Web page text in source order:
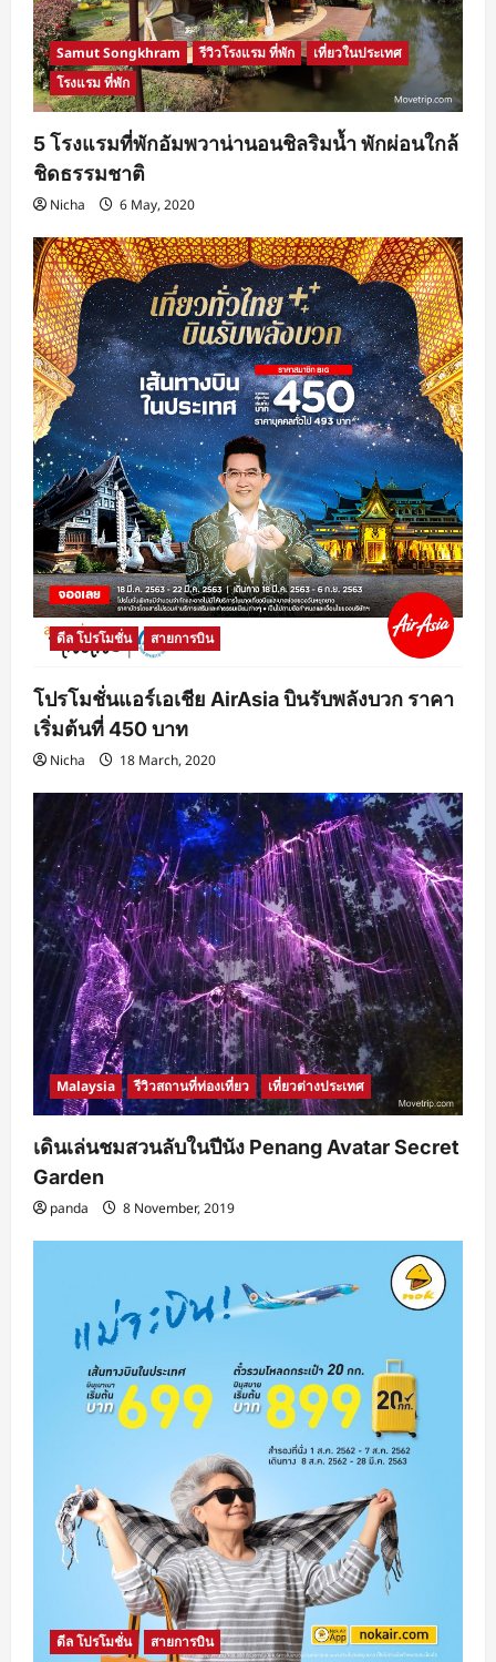
Samut Songkhram รีวิวโรงแรม ที่พัก
เที่ยวในประเทศ
โรงแรม ที่พัก
5 โรงแรมที่พักอัมพวาน่านอนชิลริมน้ำ พักผ่อนใกล้
ชิดธรรมชาติ
Nicha 6 May, 2020
ดีล โปรโมชั่น สายการบิน
โปรโมชั่นแอร์เอเชีย AirAsia บินรับพลังบวก ราคา
เริ่มต้นที่ 450 บาท
Nicha 18 March, 2020
Malaysia รีวิวสถานที่ท่องเที่ยว เที่ยวต่างประเทศ
เดินเล่นชมสวนลับในปีนัง Penang Avatar Secret
Garden
panda 8 November, 2019
ดีล โปรโมชั่น สายการบิน